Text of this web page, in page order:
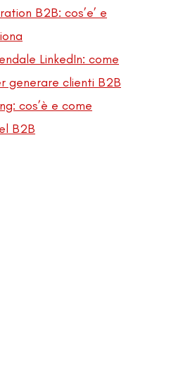
B2B: cos’e’ e
LinkedIn: come
generare clienti B2B
cos’è e come
B2B